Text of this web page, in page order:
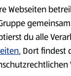
Webseiten
du alle
Dort findest